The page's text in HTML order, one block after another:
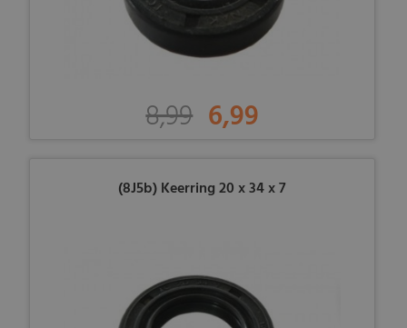
8,99 6,99
(8J5b) Keerring 20 x 34 x 7